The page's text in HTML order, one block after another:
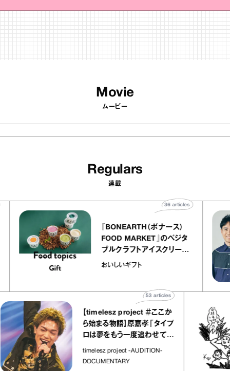
Movie
ムービー
Regulars
連載
『BONEARTH（ボナース）
FOOD MARKET』のベジタ
ブルクラフトアイスクリーム
｜真野知子の「おいしいギフ
おいしいギフト
36articles
【timelesz project ＃ここか
ら始まる物語】原嘉孝「タイプ
ロは夢をもう一度追わせてく
れた場所」
timelesz project -AUDITION-
DOCUMENTARY
articles